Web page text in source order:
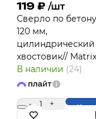
119 ₽ /шт
Сверло по
120 мм,
цилиндрический
хвостовик// Matrix
В наличии (24)
- 1 +